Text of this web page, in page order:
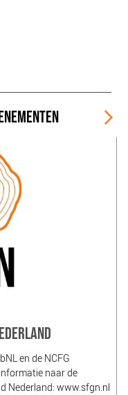
en de NCFG
naar de
Nederland: www.sfgn.nl